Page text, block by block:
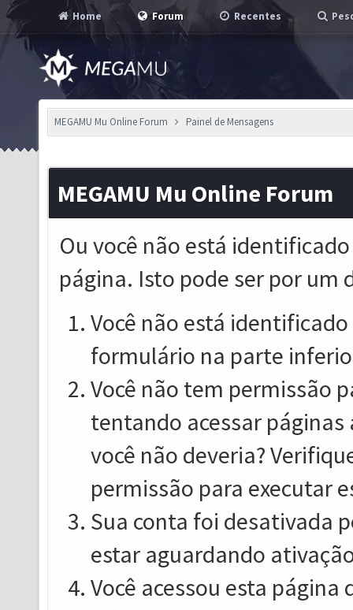
Home Forum Recentes
MEGAMU Mu Online Forum Painel de Mensagens
MEGAMU Mu Online Forum
Ou você não está
página. Isto pode ser por um
Você não está
formulário na parte
Você não tem permissão
tentando acessar
você não deveria?
permissão para executar
Sua conta foi desativada
estar aguardando
Você acessou esta